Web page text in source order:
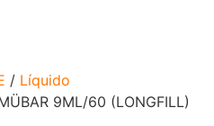
/ Líquido
9ML/60 (LONGFILL)